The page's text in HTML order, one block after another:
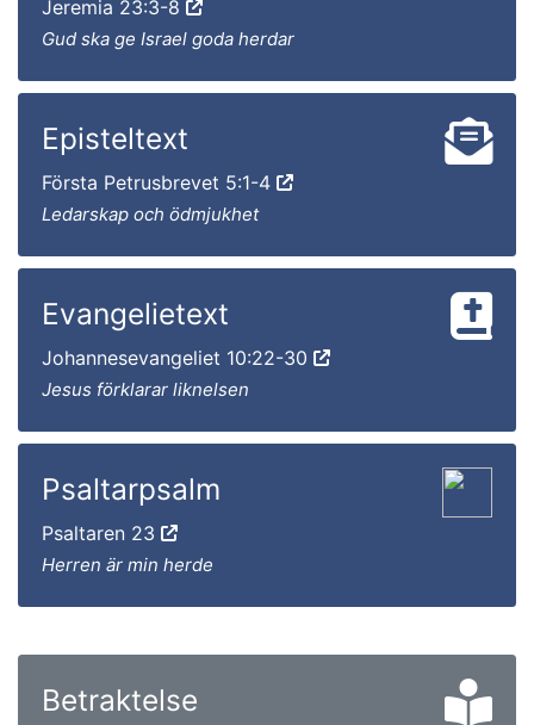
Jeremia 23:3-8
Gud ska ge Israel goda herdar
Episteltext
Första Petrusbrevet 5:1-4
Ledarskap och ödmjukhet
Evangelietext
Johannesevangeliet 10:22-30
Jesus förklarar liknelsen
Psaltarpsalm
Psaltaren 23
Herren är min herde
Betraktelse